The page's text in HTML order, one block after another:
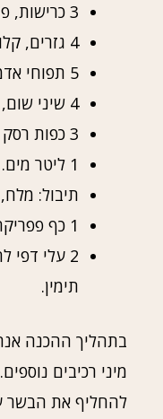
3 כרישות, פרוסות.
4 גזרים, קלופים וחתוכים לטבעות.
5 תפוחי אדמה, קלופים וחתוכים לקוביות.
4 שיני שום, קצוצות.
3 כפות רסק עגבניות.
1 ליטר מים.
תיבול:
1 כף פפריקה מתוקה.
2 עלי
תימין.
בתהליך ההכנה
מיני רכיבים
להחליף את הבשר